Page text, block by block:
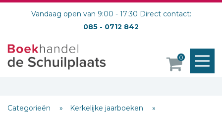
Vandaag open van 9:00 - 17:30 Direct contact:
085 - 0712 842
0
Categorieën
Kerkelijke jaarboeken